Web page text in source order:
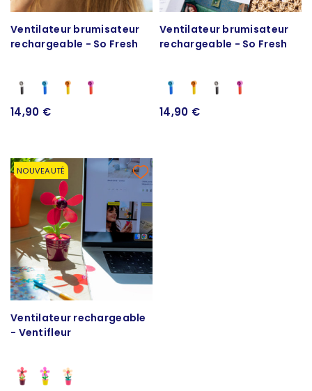
Ventilateur brumisateur
rechargeable - So Fresh
14,90 €
Ventilateur brumisateur
rechargeable - So Fresh
14,90 €
NOUVEAUTÉ
Ventilateur rechargeable
- Ventifleur